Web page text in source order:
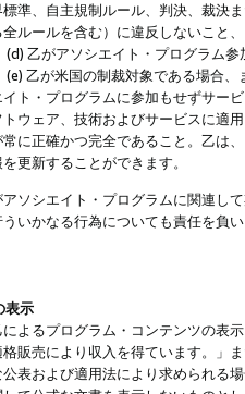
準、自主規制ルール、判決、裁決
ルールを含む）に違反しないこと
乙がアソシエイト・プログラム
乙が米国の制裁対象である場合
ト・プログラムに参加もせずサー
ウェア、技術およびサービスに適
に正確かつ完全であること。乙は
更新することができます。
ソシエイト・プログラムに関連し
いかなる行為についても責任を負
表示
よるプログラム・コンテンツの表
販売により収入を得ています。」
表および適用法により求められる